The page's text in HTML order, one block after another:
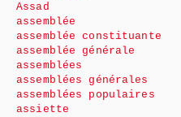
Assad
assemblée
assemblée constituante
assemblée générale
assemblées
assemblées générales
assemblées populaires
assiette